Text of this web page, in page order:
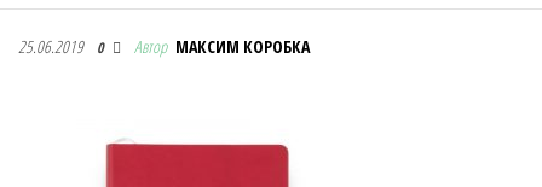
Первая Украинская Сувенирная Компания
25.06.2019 0 Автор МАКСИМ КОРОБКА